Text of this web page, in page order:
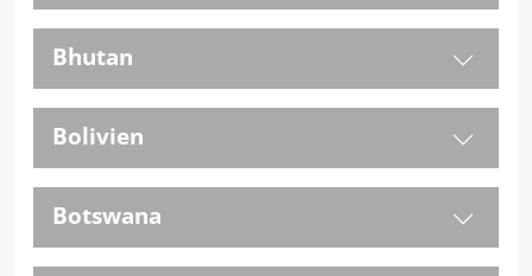
Bhutan
Bolivien
Botswana